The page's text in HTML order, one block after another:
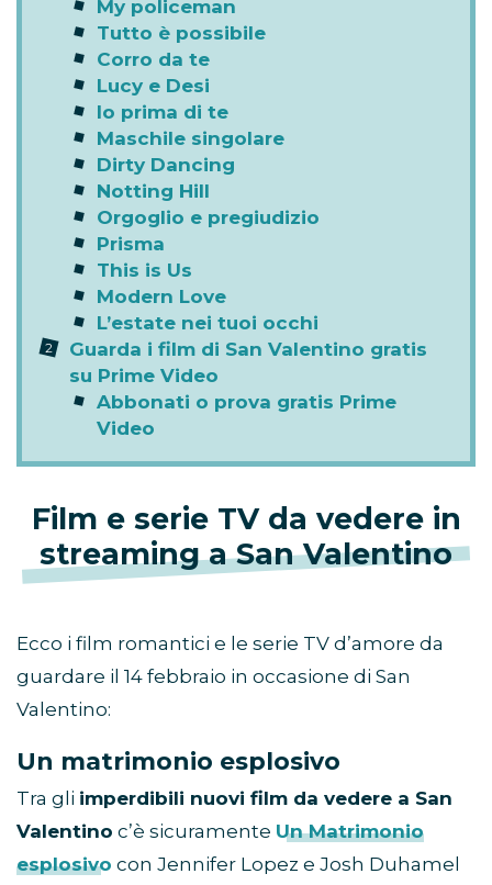
My policeman
Tutto è possibile
Corro da te
Lucy e Desi
Io prima di te
Maschile singolare
Dirty Dancing
Notting Hill
Orgoglio e pregiudizio
Prisma
This is Us
Modern Love
L’estate nei tuoi occhi
Guarda i film di San Valentino gratis
su Prime Video
Abbonati o prova gratis Prime
Video
Film e serie TV da vedere in
streaming a San Valentino
Ecco i film romantici e le serie TV d’amore da
guardare il 14 febbraio in occasione di San
Valentino:
Un matrimonio esplosivo
Tra gli imperdibili nuovi film da vedere a San
Valentino c’è sicuramente Un Matrimonio
esplosivo con Jennifer Lopez e Josh Duhamel